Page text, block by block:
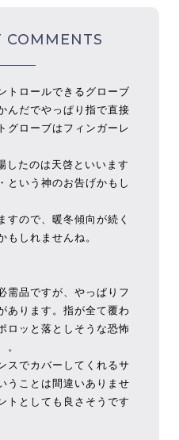
COMMENTS
トロールできるグローブ
んだでやっぱり指で直接
グローブはフィンガーレ
たのは天啓といいます
という神のお告げかもし
すので、暖冬傾向が続く
もしれませんね。
需品ですが、やっぱりフ
あります。指が全て覆わ
ロッと落としそうな恐怖
。
スでカバーしてくれるサ
うことは間違いありませ
トとしても良さそうです